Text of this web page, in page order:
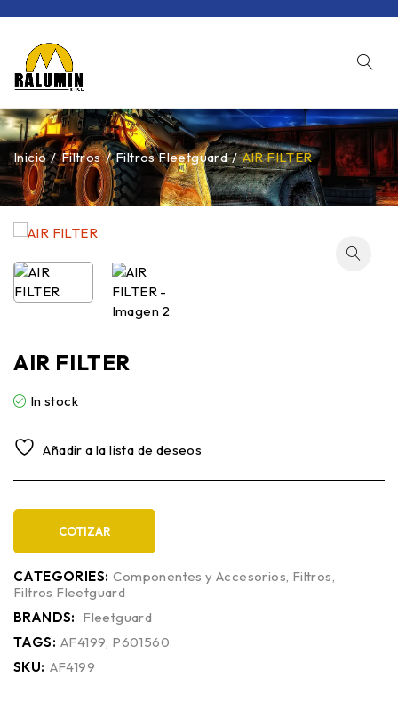
Inicio / Filtros / Filtros Fleetguard / AIR FILTER
AIR FILTER
In stock
Añadir a la lista de deseos
COTIZAR
CATEGORIES: Componentes y Accesorios, Filtros,
Filtros Fleetguard
BRANDS: Fleetguard
TAGS: AF4199, P601560
SKU: AF4199